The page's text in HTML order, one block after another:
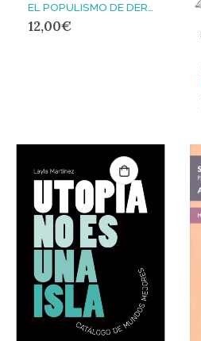
EL POPULISMO DE DERECHA
12,00€